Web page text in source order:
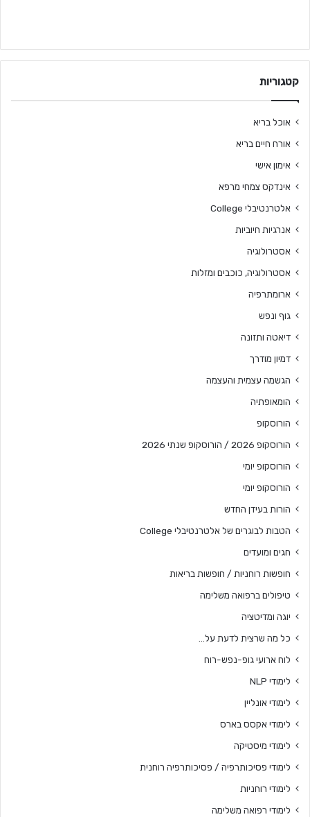
קטגוריות
אוכל בריא
אורח חיים בריא
אימון אישי
אינדקס צמחי מרפא
אלטרנטיבלי College
אנרגיות חיוביות
אסטרולוגיה
אסטרולוגיה, כוכבים ומזלות
ארומתרפיה
גוף ונפש
דיאטה ותזונה
דמיון מודרך
הגשמה עצמית והעצמה
הומאופתיה
הורוסקופ
הורוסקופ 2026 / הורוסקופ שנתי 2026
הורוסקופ יומי
הורוסקופ יומי
הורות בעידן החדש
הטבות לבוגרים של אלטרנטיבלי College
חגים ומועדים
חופשות רוחניות / חופשות בריאות
טיפולים ברפואה משלימה
יוגה ומדיטציה
כל מה שרצית לדעת על…
לוח ארועי גופ-נפש-רוח
לימודי NLP
לימודי אונליין
לימודי אקסס בארס
לימודי מיסטיקה
לימודי פסיכותרפיה / פסיכותרפיה רוחנית
לימודי רוחניות
לימודי רפואה משלימה